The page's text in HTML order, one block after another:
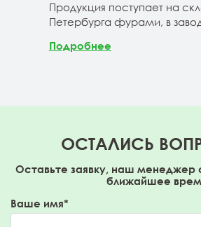
Продукция поступает на
Петербурга фурами, в
Подробнее
ОСТАЛИСЬ
Оставьте заявку, наш менеджер
ближайшее
Ваше имя*